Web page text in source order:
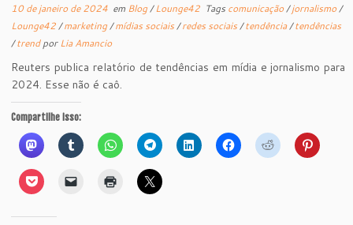
10 de janeiro de 2024 em Blog/Lounge42 Tags comunicação/jornalismo/
Lounge42/marketing/mídias sociais/redes sociais/tendência/tendências
/trendporLia Amancio
Reuters publica relatório de tendências em mídia e jornalismo para
2024. Esse não é caô.
Compartilhe isso: